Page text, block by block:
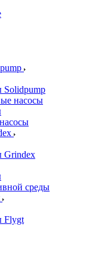
Solidpump
насосы
Grindex
среды
Flygt